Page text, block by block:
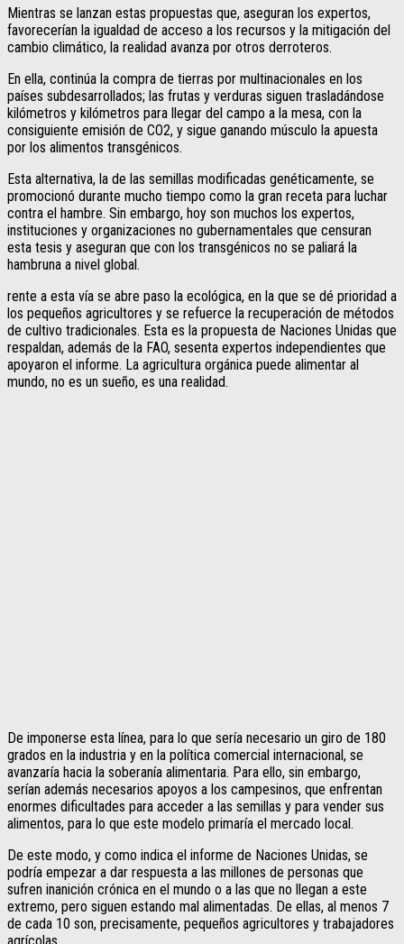
Mientras se lanzan estas propuestas que, aseguran los expertos,
favorecerían la igualdad de acceso a los recursos y la mitigación del
cambio climático, la realidad avanza por otros derroteros.
En ella, continúa la compra de tierras por multinacionales en los
países subdesarrollados; las frutas y verduras siguen trasladándose
kilómetros y kilómetros para llegar del campo a la mesa, con la
consiguiente emisión de CO2, y sigue ganando músculo la apuesta
por los alimentos transgénicos.
Esta alternativa, la de las semillas modificadas genéticamente, se
promocionó durante mucho tiempo como la gran receta para luchar
contra el hambre. Sin embargo, hoy son muchos los expertos,
instituciones y organizaciones no gubernamentales que censuran
esta tesis y aseguran que con los transgénicos no se paliará la
hambruna a nivel global.
rente a esta vía se abre paso la ecológica, en la que se dé prioridad a
los pequeños agricultores y se refuerce la recuperación de métodos
de cultivo tradicionales. Esta es la propuesta de Naciones Unidas que
respaldan, además de la FAO, sesenta expertos independientes que
apoyaron el informe. La agricultura orgánica puede alimentar al
mundo, no es un sueño, es una realidad.
De imponerse esta línea, para lo que sería necesario un giro de 180
grados en la industria y en la política comercial internacional, se
avanzaría hacia la soberanía alimentaria. Para ello, sin embargo,
serían además necesarios apoyos a los campesinos, que enfrentan
enormes dificultades para acceder a las semillas y para vender sus
alimentos, para lo que este modelo primaría el mercado local.
De este modo, y como indica el informe de Naciones Unidas, se
podría empezar a dar respuesta a las millones de personas que
sufren inanición crónica en el mundo o a las que no llegan a este
extremo, pero siguen estando mal alimentadas. De ellas, al menos 7
de cada 10 son, precisamente, pequeños agricultores y trabajadores